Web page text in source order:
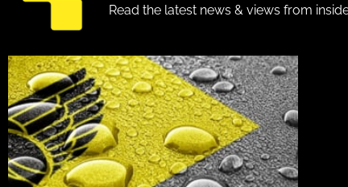
Read the latest news & views from